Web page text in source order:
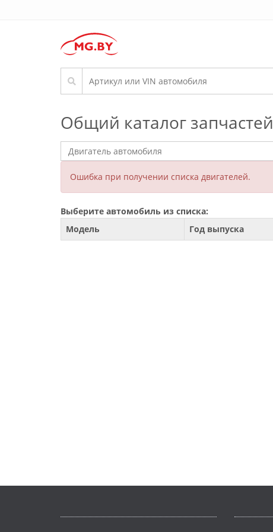
Общий каталог запчастей
Ошибка при получении списка двигателей.
Выберите автомобиль из списка:
Модель
Год выпуска